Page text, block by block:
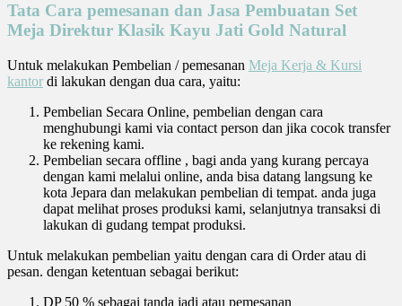
Tata Cara pemesanan dan Jasa Pembuatan Set
Meja Direktur Klasik Kayu Jati Gold Natural
Untuk melakukan Pembelian / pemesanan Meja Kerja & Kursi
kantor di lakukan dengan dua cara, yaitu:
Pembelian Secara Online, pembelian dengan cara
menghubungi kami via contact person dan jika cocok transfer
ke rekening kami.
Pembelian secara offline , bagi anda yang kurang percaya
dengan kami melalui online, anda bisa datang langsung ke
kota Jepara dan melakukan pembelian di tempat. anda juga
dapat melihat proses produksi kami, selanjutnya transaksi di
lakukan di gudang tempat produksi.
Untuk melakukan pembelian yaitu dengan cara di Order atau di
pesan. dengan ketentuan sebagai berikut:
DP 50 % sebagai tanda jadi atau pemesanan